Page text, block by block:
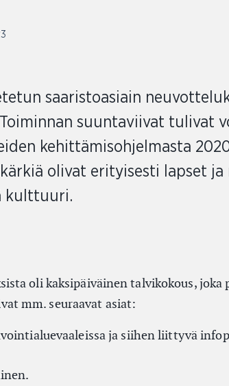
saaristoasiain
suuntaviivat tulivat
kehittämisohjelmasta
olivat erityisesti lapset ja
kulttuuri.
oli kaksipäiväinen talvikokous,
mm. seuraavat asiat:
ja siihen liittyvä